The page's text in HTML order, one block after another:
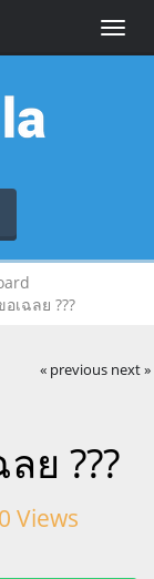
Toggle
เฉลย ???
« previous next »
ย ???
Views